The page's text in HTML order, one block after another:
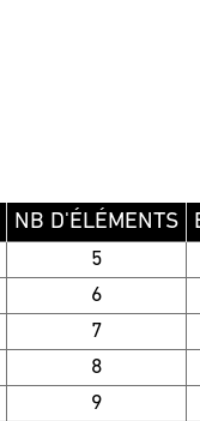
NB D'ÉLÉMENTS
5
6
7
8
9